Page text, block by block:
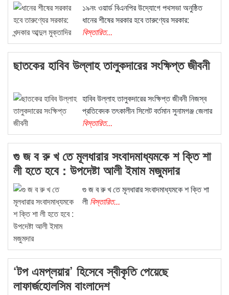
১৯নং ওয়ার্ড বিএনপির উদ্যোগে পথসভা অনুষ্ঠিত
ধানের শীষের সরকার হবে তারুণ্যের সরকার:
বিস্তারিত...
ছাতকের হাবিব উল্লাহ তালুকদারের সংক্ষিপ্ত জীবনী
হাবিব উল্লাহ তালুকদারের সংক্ষিপ্ত জীবনী নিজস্ব
প্রতিবেদক তৎকালীন সিলেট বর্তমান সুনামগঞ্জ জেলার
বিস্তারিত...
গু জ ব রু খ তে মূলধারার সংবাদমাধ্যমকে শ ক্তি শা
লী হতে হবে : উপদেষ্টা আলী ইমাম মজুমদার
গু জ ব রু খ তে মূলধারার সংবাদমাধ্যমকে শ ক্তি শা
লী বিস্তারিত...
‘টপ এমপ্লয়ার’ হিসেবে স্বীকৃতি পেয়েছে
লাফার্জহোলসিম বাংলাদেশ